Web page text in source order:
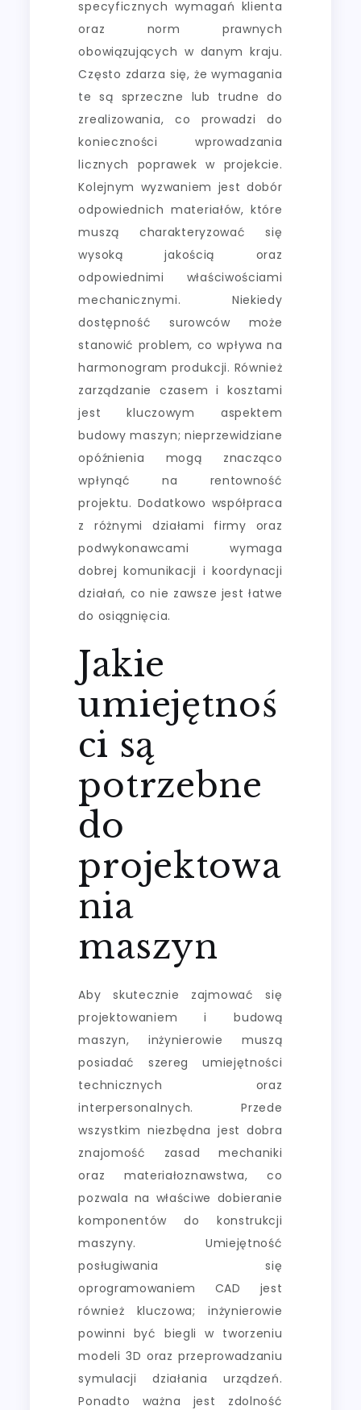
specyficznych wymagań klienta
oraz norm prawnych
obowiązujących w danym kraju.
Często zdarza się, że wymagania
te są sprzeczne lub trudne do
zrealizowania, co prowadzi do
konieczności wprowadzania
licznych poprawek w projekcie.
Kolejnym wyzwaniem jest dobór
odpowiednich materiałów, które
muszą charakteryzować się
wysoką jakością oraz
odpowiednimi właściwościami
mechanicznymi. Niekiedy
dostępność surowców może
stanowić problem, co wpływa na
harmonogram produkcji. Również
zarządzanie czasem i kosztami
jest kluczowym aspektem
budowy maszyn; nieprzewidziane
opóźnienia mogą znacząco
wpłynąć na rentowność
projektu. Dodatkowo współpraca
z różnymi działami firmy oraz
podwykonawcami wymaga
dobrej komunikacji i koordynacji
działań, co nie zawsze jest łatwe
do osiągnięcia.
Jakie
umiejętnoś
ci są
potrzebne
do
projektowa
nia
maszyn
Aby skutecznie zajmować się
projektowaniem i budową
maszyn, inżynierowie muszą
posiadać szereg umiejętności
technicznych oraz
interpersonalnych. Przede
wszystkim niezbędna jest dobra
znajomość zasad mechaniki
oraz materiałoznawstwa, co
pozwala na właściwe dobieranie
komponentów do konstrukcji
maszyny. Umiejętność
posługiwania się
oprogramowaniem CAD jest
również kluczowa; inżynierowie
powinni być biegli w tworzeniu
modeli 3D oraz przeprowadzaniu
symulacji działania urządzeń.
Ponadto ważna jest zdolność